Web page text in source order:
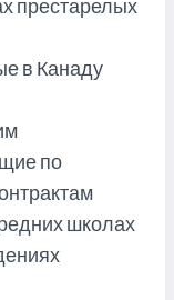
престарелых
в Канаду
по
школах